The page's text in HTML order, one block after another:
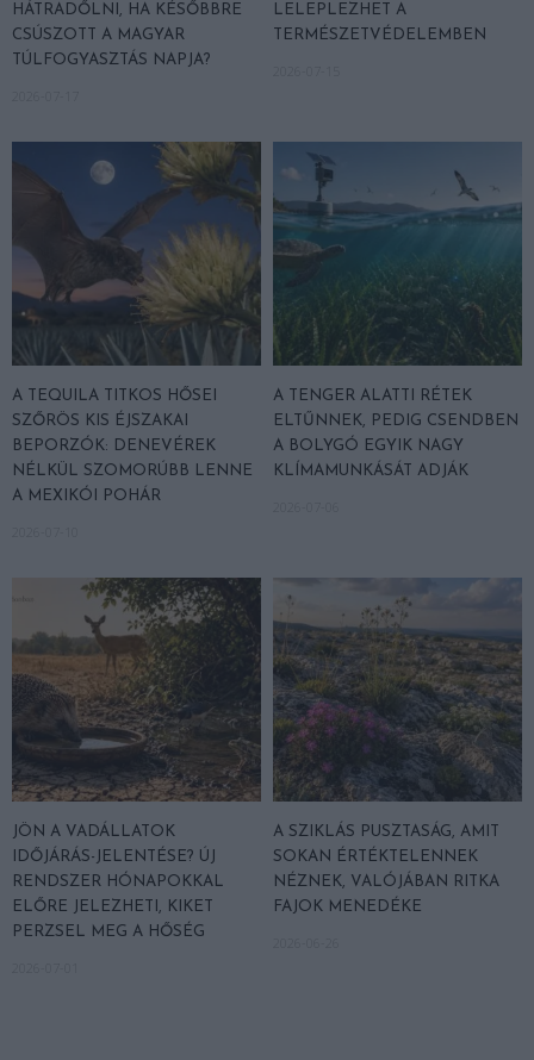
HÁTRADŐLNI, HA KÉSŐBBRE
CSÚSZOTT A MAGYAR
TÚLFOGYASZTÁS NAPJA?
LELEPLEZHET A
TERMÉSZETVÉDELEMBEN
A TEQUILA TITKOS HŐSEI
SZŐRÖS KIS ÉJSZAKAI
BEPORZÓK: DENEVÉREK
NÉLKÜL SZOMORÚBB LENNE
A MEXIKÓI POHÁR
A TENGER ALATTI RÉTEK
ELTŰNNEK, PEDIG CSENDBEN
A BOLYGÓ EGYIK NAGY
KLÍMAMUNKÁSÁT ADJÁK
JÖN A VADÁLLATOK
IDŐJÁRÁS-JELENTÉSE? ÚJ
RENDSZER HÓNAPOKKAL
ELŐRE JELEZHETI, KIKET
PERZSEL MEG A HŐSÉG
A SZIKLÁS PUSZTASÁG, AMIT
SOKAN ÉRTÉKTELENNEK
NÉZNEK, VALÓJÁBAN RITKA
FAJOK MENEDÉKE